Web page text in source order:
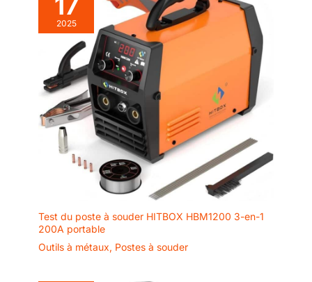
2025
Test du poste à souder HITBOX HBM1200 3-en-1
200A portable
Outils à métaux, Postes à souder